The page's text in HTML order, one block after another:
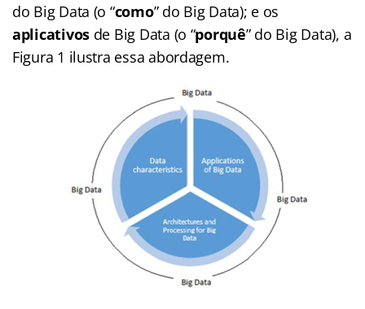
do Big Data (o “como” do Big Data); e os
aplicativos de Big Data (o “porquê” do Big Data), a
Figura 1 ilustra essa abordagem.